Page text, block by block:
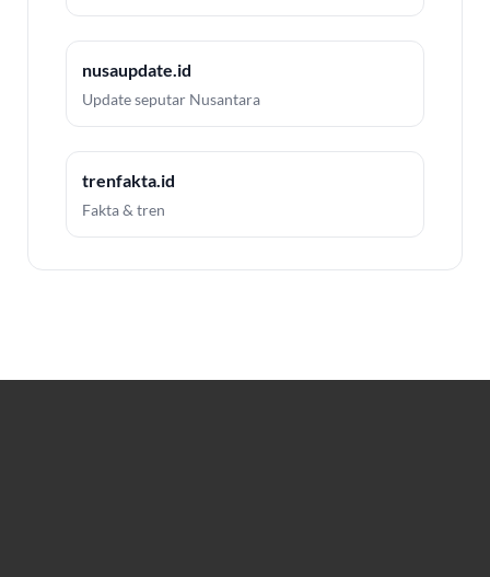
nusaupdate.id
Update seputar Nusantara
trenfakta.id
Fakta & tren